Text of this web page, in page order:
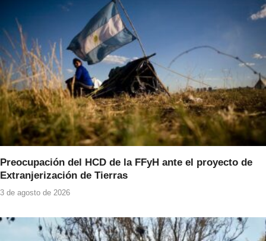
Preocupación del HCD de la FFyH ante el proyecto de
Extranjerización de Tierras
3 de agosto de 2026